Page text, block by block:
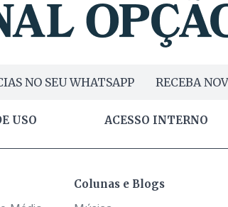
NO SEU WHATSAPP RECEBA
USO ACESSO INTERNO
Colunas e Blogs